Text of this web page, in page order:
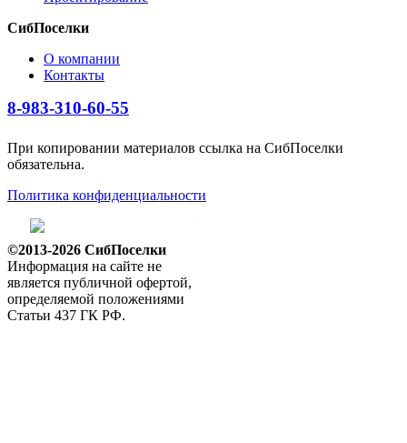
СибПоселки
О компании
Контакты
8-983-310-60-55
При копировании материалов ссылка на СибПоселки
обязательна.
Политика конфиденциальности
©2013-2026 СибПоселки
Информация на сайте не
является публичной офертой,
определяемой положениями
Статьи 437 ГК РФ.